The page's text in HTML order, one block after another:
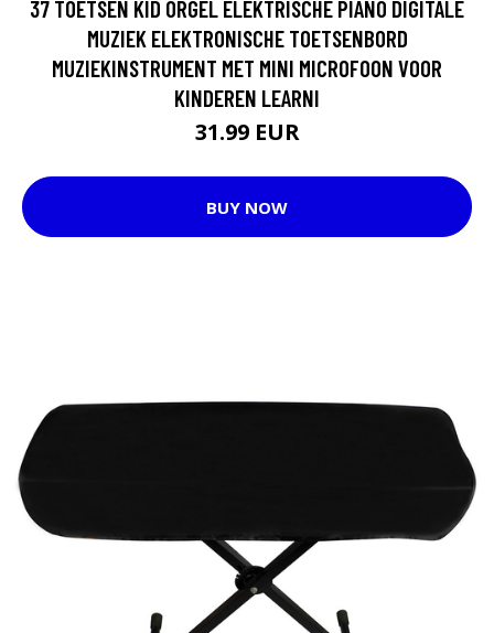
37 TOETSEN KID ORGEL ELEKTRISCHE PIANO DIGITALE
MUZIEK ELEKTRONISCHE TOETSENBORD
MUZIEKINSTRUMENT MET MINI MICROFOON VOOR
KINDEREN LEARNI
31.99 EUR
BUY NOW